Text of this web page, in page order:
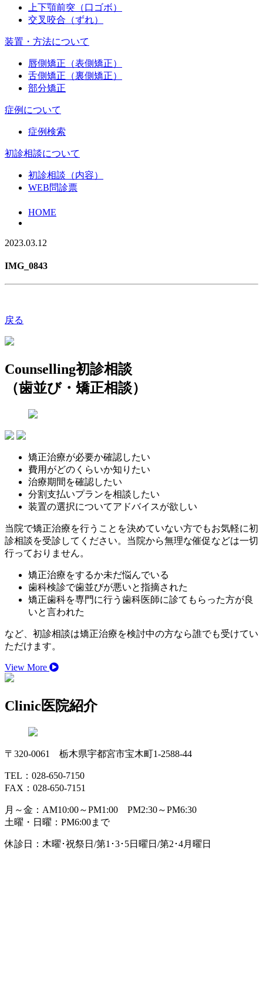
上下顎前突（口ゴボ）
交叉咬合（ずれ）
装置・方法について
唇側矯正（表側矯正）
舌側矯正（裏側矯正）
部分矯正
症例について
症例検索
初診相談について
初診相談（内容）
WEB問診票
HOME
2023.03.12
IMG_0843
戻る
Counselling初診相談
（歯並び・矯正相談）
矯正治療が必要か確認したい
費用がどのくらいか知りたい
治療期間を確認したい
分割支払いプランを相談したい
装置の選択についてアドバイスが欲しい
当院で矯正治療を行うことを決めていない方でもお気軽に初
診相談を受診してください。当院から無理な催促などは一切
行っておりません。
矯正治療をするか未だ悩んでいる
歯科検診で歯並びが悪いと指摘された
矯正歯科を専門に行う歯科医師に診てもらった方が良
いと言われた
など、初診相談は矯正治療を検討中の方なら誰でも受けてい
ただけます。
View More
Clinic医院紹介
〒320-0061 栃木県宇都宮市宝木町1-2588-44
TEL：028-650-7150
FAX：028-650-7151
月～金：AM10:00～PM1:00 PM2:30～PM6:30
土曜・日曜：PM6:00まで
休診日：木曜･祝祭日/第1･3･5日曜日/第2･4月曜日